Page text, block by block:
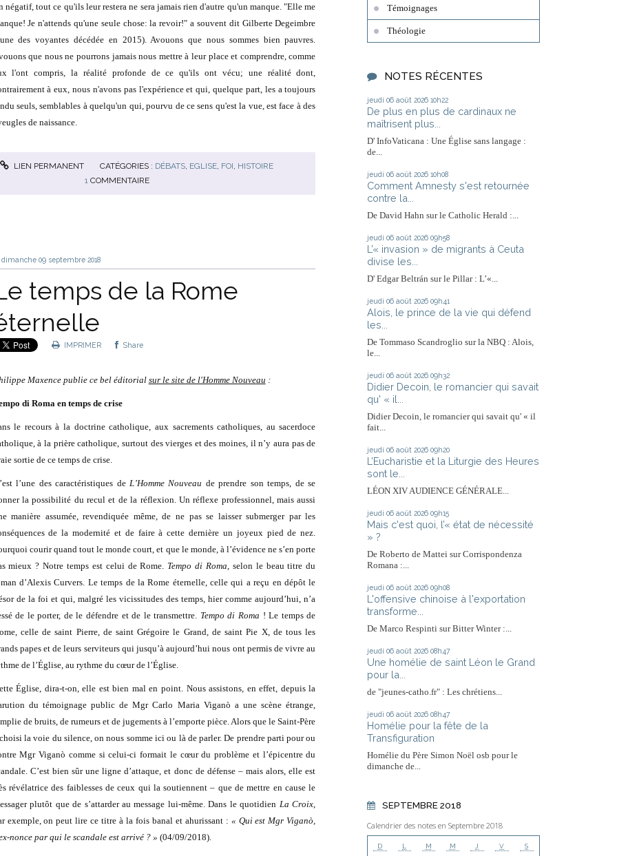
négatif, tout ce qu'ils leur restera ne sera jamais rien d'autre qu'un manque. "Elle me
Je n'attends qu'une seule chose: la revoir!" a souvent dit Gilberte Degeimbre
des voyantes décédée en 2015). Avouons que nous sommes bien pauvres.
que nous ne pourrons jamais nous mettre à leur place et comprendre, comme
l'ont compris, la réalité profonde de ce qu'ils ont vécu; une réalité dont,
à eux, nous n'avons pas l'expérience et qui, quelque part, les a toujours
seuls, semblables à quelqu'un qui, pourvu de ce sens qu'est la vue, est face à des
de naissance.
LIEN PERMANENT CATÉGORIES : DÉBATS, EGLISE, FOI, HISTOIRE
1 COMMENTAIRE
dimanche 09 septembre 2018
temps de la Rome
IMPRIMER Share
Maxence publie ce bel éditorialsur le site de l'Homme Nouveau :
di Roma en temps de crise
le recours à la doctrine catholique, aux sacrements catholiques, au sacerdoce
à la prière catholique, surtout des vierges et des moines, il n’y aura pas de
sortie de ce temps de crise.
l’une des caractéristiques deL’Homme Nouveau de prendre son temps, de se
la possibilité du recul et de la réflexion. Un réflexe professionnel, mais aussi
manière assumée, revendiquée même, de ne pas se laisser submerger par les
de la modernité et de faire à cette dernière un joyeux pied de nez.
courir quand tout le monde court, et que le monde, à l’évidence ne s’en porte
mieux ? Notre temps est celui de Rome. Tempo di Roma, selon le beau titre du
d’Alexis Curvers. Le temps de la Rome éternelle, celle qui a reçu en dépôt le
de la foi et qui, malgré les vicissitudes des temps, hier comme aujourd’hui, n’a
de le porter, de le défendre et de le transmettre. Tempo di Roma ! Le temps de
celle de saint Pierre, de saint Grégoire le Grand, de saint Pie X, de tous les
papes et de leurs serviteurs qui jusqu’à aujourd’hui nous ont permis de vivre au
de l’Église, au rythme du cœur de l’Église.
Église, dira-t-on, elle est bien mal en point. Nous assistons, en effet, depuis la
du témoignage public de Mgr Carlo Maria Viganò a une scène étrange,
de bruits, de rumeurs et de jugements à l’emporte pièce. Alors que le Saint-Père
la voie du silence, on nous somme ici ou là de parler. De prendre parti pour ou
Mgr Viganò comme si celui-ci formait le cœur du problème et l’épicentre du
C’est bien sûr une ligne d’attaque, et donc de défense – mais alors, elle est
révélatrice des faiblesses de ceux qui la soutiennent – que de mettre en cause le
plutôt que de s’attarder au message lui-même. Dans le quotidien La Croix,
exemple, on peut lire ce titre à la fois banal et ahurissant : « Qui est Mgr Viganò,
nonce par qui le scandale est arrivé ? » (04/09/2018).
Témoignages
Théologie
NOTES RÉCENTES
jeudi 06 août 2026 10h22
De plus en plus de cardinaux ne
maîtrisent plus...
D' InfoVaticana : Une Église sans langage :
de...
jeudi 06 août 2026 10h08
Comment Amnesty s'est retournée
contre la...
De David Hahn sur le Catholic Herald :...
jeudi 06 août 2026 09h58
L’« invasion » de migrants à Ceuta
divise les...
D' Edgar Beltrán sur le Pillar : L’«...
jeudi 06 août 2026 09h41
Alois, le prince de la vie qui défend
les...
De Tommaso Scandroglio sur la NBQ : Alois,
le...
jeudi 06 août 2026 09h32
Didier Decoin, le romancier qui savait
qu' « il...
Didier Decoin, le romancier qui savait qu' « il
fait...
jeudi 06 août 2026 09h20
L’Eucharistie et la Liturgie des Heures
sont le...
LÉON XIV AUDIENCE GÉNÉRALE...
jeudi 06 août 2026 09h15
Mais c'est quoi, l’« état de nécessité
» ?
De Roberto de Mattei sur Corrispondenza
Romana :...
jeudi 06 août 2026 09h08
L'offensive chinoise à l'exportation
transforme...
De Marco Respinti sur Bitter Winter :...
jeudi 06 août 2026 08h47
Une homélie de saint Léon le Grand
pour la...
de "jeunes-catho.fr" : Les chrétiens...
jeudi 06 août 2026 08h47
Homélie pour la fête de la
Transfiguration
Homélie du Père Simon Noël osb pour le
dimanche de...
SEPTEMBRE 2018
Calendrier des notes en Septembre 2018
D L M M J V S